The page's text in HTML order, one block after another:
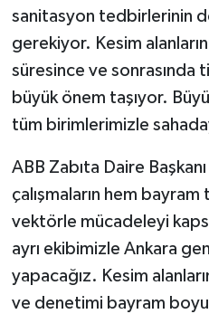
sanitasyon tedbirlerinin
gerekiyor. Kesim
süresince ve sonrasında
büyük önem taşıyor.
tüm birimlerimizle
ABB Zabıta Daire
çalışmaların hem
vektörle mücadeleyi
ayrı ekibimizle Ankara
yapacağız. Kesim
ve denetimi bayram